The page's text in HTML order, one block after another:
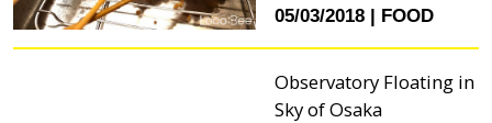
05/03/2018 FOOD
Observatory Floating in
Sky of Osaka